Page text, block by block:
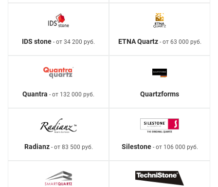
IDS stone - от 34 200 руб. ETNA Quartz- от 63 000 руб.
Quantra - от 132 000 руб. Quartzforms
Radianz- от 83 500 руб. Silestone- от 106 000 руб.